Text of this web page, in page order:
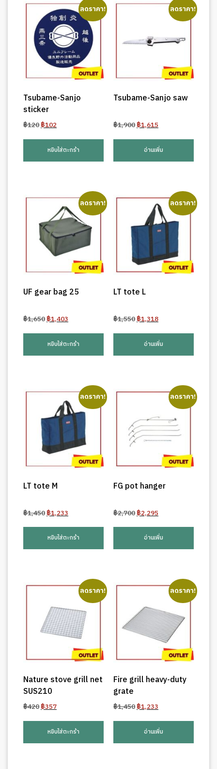
ลดราคา!
Tsubame-Sanjo
sticker
฿120Original
฿120.
฿102
is:
฿102.
หยิบใส่ตะกร้า
ลดราคา!
Tsubame-Sanjo saw
฿1,900Original
was:
฿1,900.
฿1,615
is:
฿1,615.
อ่านเพิ่ม
ลดราคา!
UF gear bag 25
฿1,650Original
was:
฿1,650.
฿1,403
฿1,403.
หยิบใส่ตะกร้า
ลดราคา!
LT tote L
฿1,550Original
was:
฿1,550.
฿1,318Current
is:
฿1,318.
อ่านเพิ่ม
ลดราคา!
LT tote M
฿1,450Original
was:
฿1,450.
฿1,233
฿1,233.
หยิบใส่ตะกร้า
ลดราคา!
FG pot hanger
฿2,700Original
was:
฿2,700.
฿2,295
is:
฿2,295.
อ่านเพิ่ม
ลดราคา!
Nature stove grill net
SUS210
฿420Original
฿420.
฿357Current
is:
฿357.
หยิบใส่ตะกร้า
ลดราคา!
Fire grill heavy-duty
grate
฿1,450Original
was:
฿1,450.
฿1,233
is:
฿1,233.
อ่านเพิ่ม